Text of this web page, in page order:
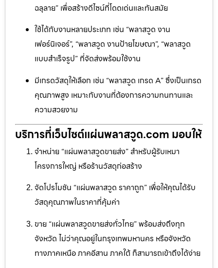
ฉลุลาย” เพื่อสร้างดีไซน์ที่โดดเด่นและทันสมัย
ใช้ได้กับงานหลายประเภท เช่น “พลาสวูด งาน
เฟอร์นิเจอร์”, “พลาสวูด งานป้ายโฆษณา”, “พลาสวูด
แบบสำเร็จรูป” ที่จัดส่งพร้อมใช้งาน
มีเกรดวัสดุให้เลือก เช่น “พลาสวูด เกรด A” ซึ่งเป็นเกรด
คุณภาพสูง เหมาะกับงานที่ต้องการความทนทานและ
ความสวยงาม
บริการที่เว็บไซต์แผ่นพลาสวูด.com มอบให้
จำหน่าย “แผ่นพลาสวูดขายส่ง” สำหรับผู้รับเหมา
โครงการใหญ่ หรือร้านวัสดุก่อสร้าง
จัดโปรโมชัน “แผ่นพลาสวูด ราคาถูก” เพื่อให้คุณได้รับ
วัสดุคุณภาพในราคาที่คุ้มค่า
ขาย “แผ่นพลาสวูดขายส่งทั่วไทย” พร้อมส่งถึงทุก
จังหวัด ไม่ว่าคุณอยู่ในกรุงเทพมหานคร หรือจังหวัด
ทางภาคเหนือ ภาคอีสาน ภาคใต้ ก็สามารถเข้าถึงได้ง่าย